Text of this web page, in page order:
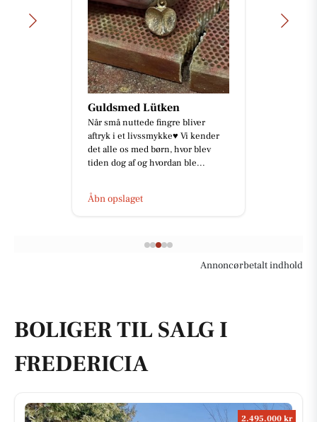
Guldsmed Lütken
Når små nuttede fingre bliver
aftryk i et livssmykke♥️ Vi kender
det alle os med børn, hvor blev
tiden dog af og hvordan ble...
Åbn opslaget
Annoncørbetalt indhold
BOLIGER TIL SALG I
FREDERICIA
2.495.000 kr